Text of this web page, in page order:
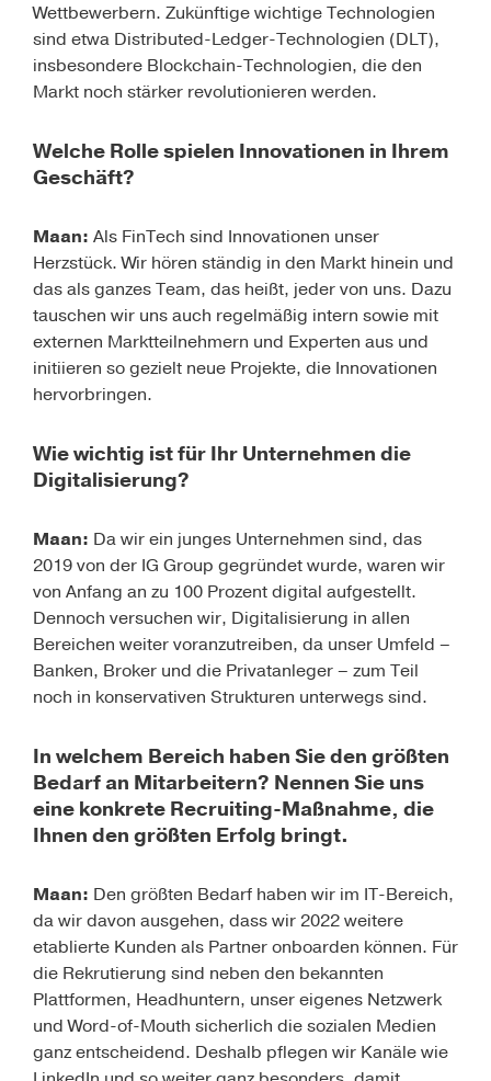
Wettbewerbern. Zukünftige wichtige Technologien
sind etwa Distributed-Ledger-Technologien (DLT),
insbesondere Blockchain-Technologien, die den
Markt noch stärker revolutionieren werden.
Welche Rolle spielen Innovationen in Ihrem
Geschäft?
Maan: Als FinTech sind Innovationen unser
Herzstück. Wir hören ständig in den Markt hinein und
das als ganzes Team, das heißt, jeder von uns. Dazu
tauschen wir uns auch regelmäßig intern sowie mit
externen Marktteilnehmern und Experten aus und
initiieren so gezielt neue Projekte, die Innovationen
hervorbringen.
Wie wichtig ist für Ihr Unternehmen die
Digitalisierung?
Maan: Da wir ein junges Unternehmen sind, das
2019 von der IG Group gegründet wurde, waren wir
von Anfang an zu 100 Prozent digital aufgestellt.
Dennoch versuchen wir, Digitalisierung in allen
Bereichen weiter voranzutreiben, da unser Umfeld –
Banken, Broker und die Privatanleger – zum Teil
noch in konservativen Strukturen unterwegs sind.
In welchem Bereich haben Sie den größten
Bedarf an Mitarbeitern? Nennen Sie uns
eine konkrete Recruiting-Maßnahme, die
Ihnen den größten Erfolg bringt.
Maan: Den größten Bedarf haben wir im IT-Bereich,
da wir davon ausgehen, dass wir 2022 weitere
etablierte Kunden als Partner onboarden können. Für
die Rekrutierung sind neben den bekannten
Plattformen, Headhuntern, unser eigenes Netzwerk
und Word-of-Mouth sicherlich die sozialen Medien
ganz entscheidend. Deshalb pflegen wir Kanäle wie